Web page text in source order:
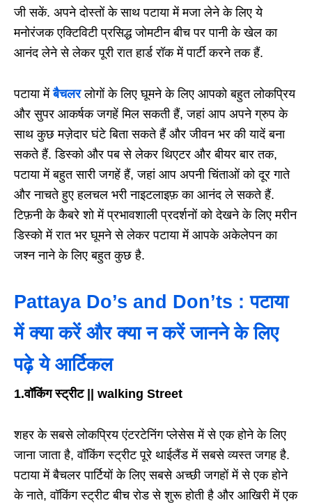
जी सकें. अपने दोस्तों के साथ पटाया में मजा लेने के लिए ये
मनोरंजक एक्टिविटी प्रसिद्ध जोमटीन बीच पर पानी के खेल का
आनंद लेने से लेकर पूरी रात हार्ड रॉक में पार्टी करने तक हैं.
पटाया मेंबैचलरलोगों के लिए घूमने के लिए आपको बहुत लोकप्रिय
और सुपर आकर्षक जगहें मिल सकती हैं, जहां आप अपने ग्रुप के
साथ कुछ मज़ेदार घंटे बिता सकते हैं और जीवन भर की यादें बना
सकते हैं. डिस्को और पब से लेकर थिएटर और बीयर बार तक,
पटाया में बहुत सारी जगहें हैं, जहां आप अपनी चिंताओं को दूर गाते
और नाचते हुए हलचल भरी नाइटलाइफ़ का आनंद ले सकते हैं.
टिफ़नी के कैबरे शो में प्रभावशाली प्रदर्शनों को देखने के लिए मरीन
डिस्को में रात भर घूमने से लेकर पटाया में आपके अकेलेपन का
जश्न नाने के लिए बहुत कुछ है.
Pattaya Do’s and Don’ts : पटाया
में क्या करें और क्या न करें जानने के लिए
पढ़े ये आर्टिकल
1.वॉकिंग स्ट्रीट || walking Street
शहर के सबसे लोकप्रिय एंटरटेनिंग प्लेसेस में से एक होने के लिए
जाना जाता है, वॉकिंग स्ट्रीट पूरे थाईलैंड में सबसे व्यस्त जगह है.
पटाया में बैचलर पार्टियों के लिए सबसे अच्छी जगहों में से एक होने
के नाते, वॉकिंग स्ट्रीट बीच रोड से शुरू होती है और आखिरी में एक